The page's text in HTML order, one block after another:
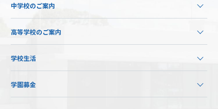
中学校のご案内
高等学校のご案内
学校生活
学園募金